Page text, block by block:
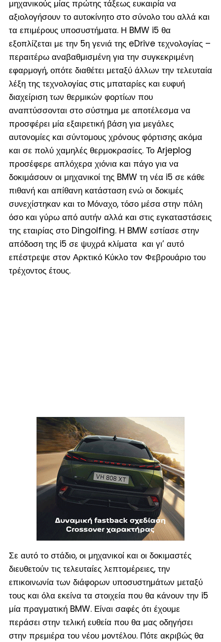
μηχανικούς μίας πρώτης τάξεως ευκαιρία να
αξιολογήσουν το αυτοκίνητο στο σύνολο του αλλά και
τα επιμέρους υποσυστήματα. Η BMW i5 θα
εξοπλίζεται με την 5ηγενιά της eDrive τεχνολογίας –
περαιτέρω αναβαθμισμένη για την συγκεκριμένη
εφαρμογή, οπότε διαθέτει μεταξύ άλλων την τελευταία
λέξη της τεχνολογίας στις μπαταρίες και ευφυή
διαχείριση των θερμικών φορτίων που
αναπτύσσονται στο σύστημα με αποτέλεσμα να
προσφέρει μία εξαιρετική βάση για μεγάλες
αυτονομίες και σύντομους χρόνους φόρτισης ακόμα
και σε πολύ χαμηλές θερμοκρασίες. Το Arjeplog
προσέφερε απλόχερα χιόνια και πάγο για να
δοκιμάσουν οι μηχανικοί της BMW τη νέα i5 σε κάθε
πιθανή και απίθανη κατάσταση ενώ οι δοκιμές
συνεχίστηκαν και το Μόναχο, τόσο μέσα στην πόλη
όσο και γύρω από αυτήν αλλά και στις εγκαταστάσεις
της εταιρίας στο Dingolfing. Η BMW εστίασε στην
απόδοση της i5 σε ψυχρά κλίματα και γι’ αυτό
επέστρεψε στον Αρκτικό Κύκλο τον Φεβρουάριο του
τρέχοντος έτους.
Σε αυτό το στάδιο, οι μηχανικοί και οι δοκιμαστές
διευθετούν τις τελευταίες λεπτομέρειες, την
επικοινωνία των διάφορων υποσυστημάτων μεταξύ
τους και όλα εκείνα τα στοιχεία που θα κάνουν την i5
μία πραγματική BMW. Είναι σαφές ότι έχουμε
περάσει στην τελική ευθεία που θα μας οδηγήσει
στην πρεμιέρα του νέου μοντέλου. Πότε ακριβώς θα